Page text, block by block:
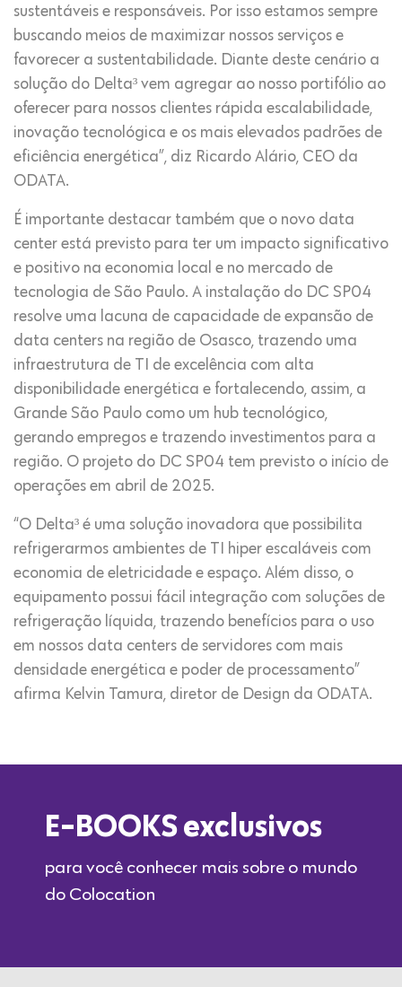
sustentáveis e responsáveis. Por isso estamos sempre
buscando meios de maximizar nossos serviços e
favorecer a sustentabilidade. Diante deste cenário a
solução do Delta³ vem agregar ao nosso portifólio ao
oferecer para nossos clientes rápida escalabilidade,
inovação tecnológica e os mais elevados padrões de
eficiência energética”, diz Ricardo Alário, CEO da
ODATA.
É importante destacar também que o novo data
center está previsto para ter um impacto significativo
e positivo na economia local e no mercado de
tecnologia de São Paulo. A instalação do DC SP04
resolve uma lacuna de capacidade de expansão de
data centers na região de Osasco, trazendo uma
infraestrutura de TI de excelência com alta
disponibilidade energética e fortalecendo, assim, a
Grande São Paulo como um hub tecnológico,
gerando empregos e trazendo investimentos para a
região. O projeto do DC SP04 tem previsto o início de
operações em abril de 2025.
“O Delta³ é uma solução inovadora que possibilita
refrigerarmos ambientes de TI hiper escaláveis com
economia de eletricidade e espaço. Além disso, o
equipamento possui fácil integração com soluções de
refrigeração líquida, trazendo benefícios para o uso
em nossos data centers de servidores com mais
densidade energética e poder de processamento”
afirma Kelvin Tamura, diretor de Design da ODATA.
E-BOOKS exclusivos
para você conhecer mais sobre o mundo
do Colocation